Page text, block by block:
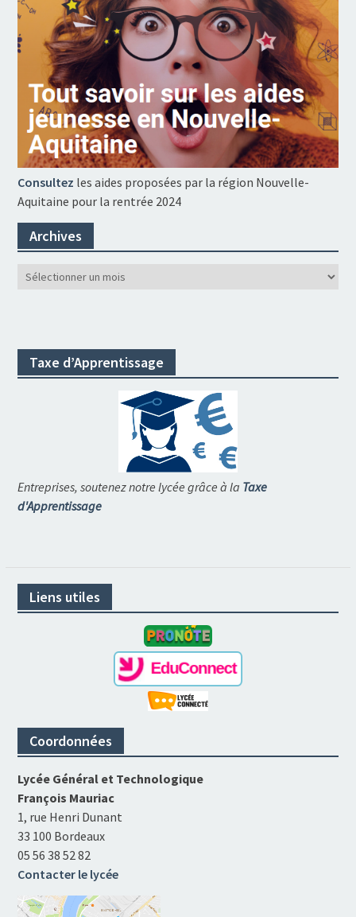
Consultez les aides proposées par la région Nouvelle-
Aquitaine pour la rentrée 2024
Archives
Archives
Taxe d’Apprentissage
Entreprises, soutenez notre lycée grâce à la Taxe
d'Apprentissage
Liens utiles
Coordonnées
Lycée Général et Technologique
François Mauriac
1, rue Henri Dunant
33 100 Bordeaux
05 56 38 52 82
Contacter le lycée